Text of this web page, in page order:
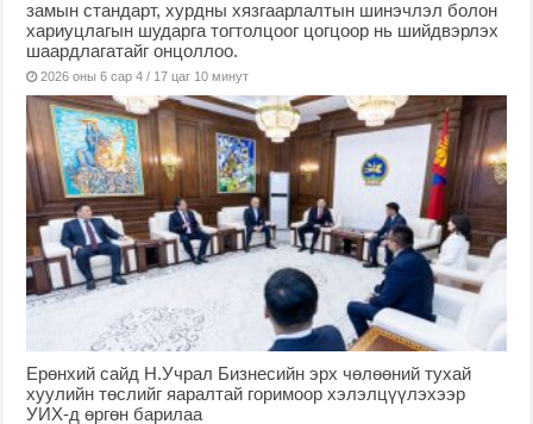
замын стандарт, хурдны хязгаарлалтын шинэчлэл болон
хариуцлагын шударга тогтолцоог цогцоор нь шийдвэрлэх
шаардлагатайг онцоллоо.
2026 оны 6 сар 4 / 17 цаг 10 минут
Ерөнхий сайд Н.Учрал Бизнесийн эрх чөлөөний тухай
хуулийн төслийг яаралтай горимоор хэлэлцүүлэхээр
УИХ-д өргөн барилаа